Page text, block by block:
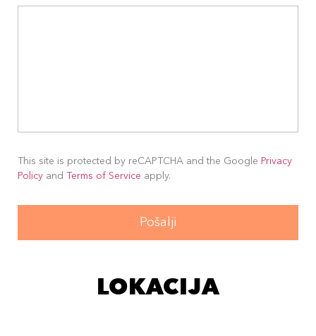
This site is protected by reCAPTCHA and the Google Privacy
Policy and Terms of Service apply.
Pošalji
LOKACIJA